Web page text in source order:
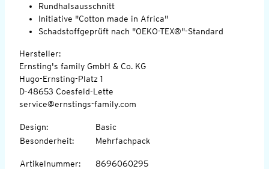
Rundhalsausschnitt
Initiative "Cotton made in Africa"
Schadstoffgeprüft nach "OEKO-TEX®"-Standard
Hersteller:
Ernsting's family GmbH & Co. KG
Hugo-Ernsting-Platz 1
D-48653 Coesfeld-Lette
service@ernstings-family.com
Design:
Basic
Besonderheit: Mehrfachpack
Artikelnummer: 8696060295